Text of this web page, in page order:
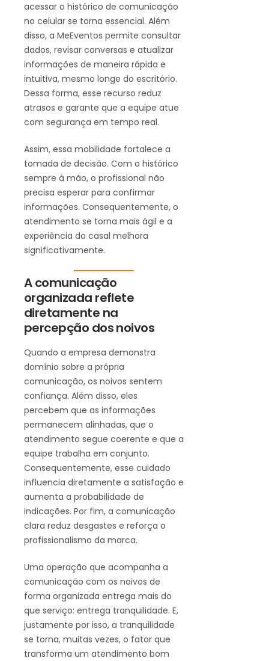
acessar o histórico de comunicação
no celular se torna essencial. Além
disso, a MeEventos permite consultar
dados, revisar conversas e atualizar
informações de maneira rápida e
intuitiva, mesmo longe do escritório.
Dessa forma, esse recurso reduz
atrasos e garante que a equipe atue
com segurança em tempo real.
Assim, essa mobilidade fortalece a
tomada de decisão. Com o histórico
sempre à mão, o profissional não
precisa esperar para confirmar
informações. Consequentemente, o
atendimento se torna mais ágil e a
experiência do casal melhora
significativamente.
A comunicação
organizada reflete
diretamente na
percepção dos noivos
Quando a empresa demonstra
domínio sobre a própria
comunicação, os noivos sentem
confiança. Além disso, eles
percebem que as informações
permanecem alinhadas, que o
atendimento segue coerente e que a
equipe trabalha em conjunto.
Consequentemente, esse cuidado
influencia diretamente a satisfação e
aumenta a probabilidade de
indicações. Por fim, a comunicação
clara reduz desgastes e reforça o
profissionalismo da marca.
Uma operação que acompanha a
comunicação com os noivos de
forma organizada entrega mais do
que serviço: entrega tranquilidade. E,
justamente por isso, a tranquilidade
se torna, muitas vezes, o fator que
transforma um atendimento bom